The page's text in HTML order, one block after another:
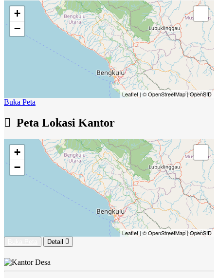
+
−
Leaflet | © OpenStreetMap|OpenSID
Buka Peta
Peta Lokasi Kantor
+
−
Leaflet | © OpenStreetMap|OpenSID
Detail